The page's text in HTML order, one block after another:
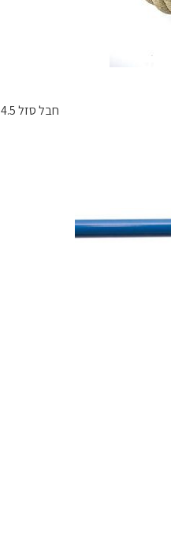
חבל סזל 4.5 מטר